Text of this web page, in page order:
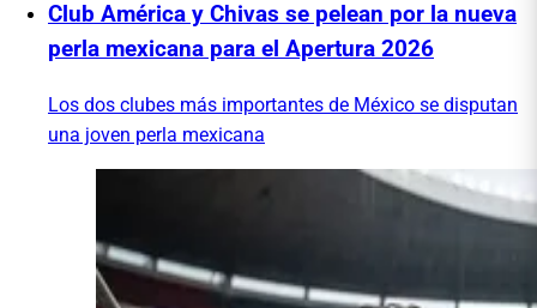
Club América y Chivas se pelean por la nueva
perla mexicana para el Apertura 2026
Los dos clubes más importantes de México se disputan
una joven perla mexicana